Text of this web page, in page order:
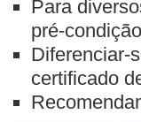
Para
pré-
Diferenciar-
certificado